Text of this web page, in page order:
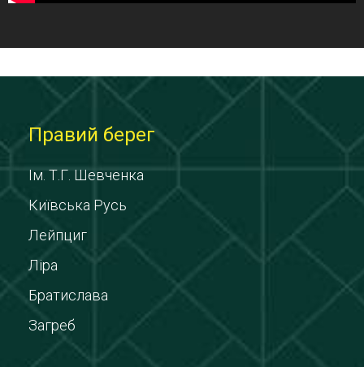
Правий берег
Ім. Т.Г. Шевченка
Київська Русь
Лейпциг
Ліра
Братислава
Загреб